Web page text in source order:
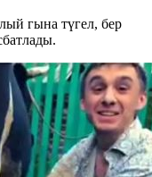
гына түгел, бер